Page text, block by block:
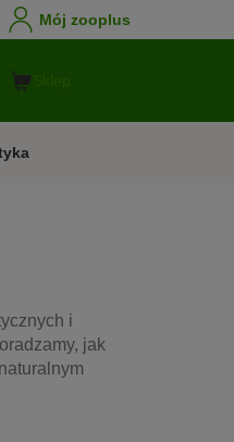
Mój zooplus
i
jak